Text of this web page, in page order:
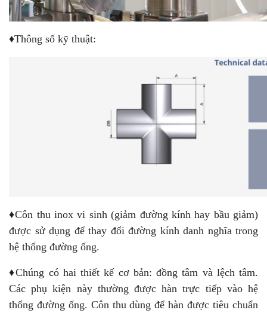
♦Thông số kỹ thuật:
♦Côn thu inox vi sinh (giảm đường kính hay bầu giảm)
được sử dụng để thay đổi đường kính danh nghĩa trong
hệ thống đường ống.
♦Chúng có hai thiết kế cơ bản: đồng tâm và lệch tâm.
Các phụ kiện này thường được hàn trực tiếp vào hệ
thống đường ống. Côn thu dùng để hàn được tiêu chuẩn